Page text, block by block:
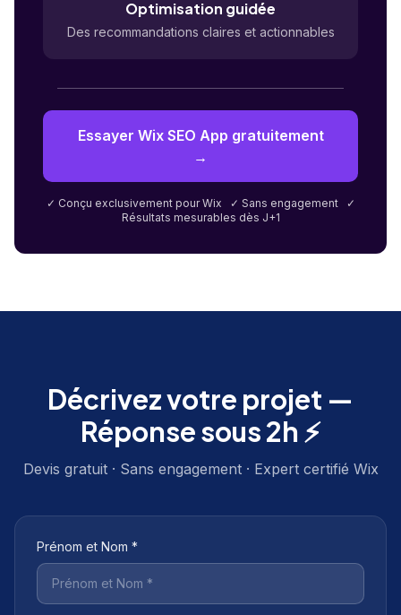
Optimisation guidée
Des recommandations claires et actionnables
Essayer Wix SEO App gratuitement
→
✓ Conçu exclusivement pour Wix ✓ Sans engagement ✓
Résultats mesurables dès J+1
Décrivez votre projet —
Réponse sous 2h ⚡
Devis gratuit · Sans engagement · Expert certifié Wix
Prénom et Nom *